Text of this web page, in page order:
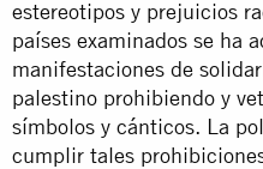
estereotipos y prejuicios
países examinados se ha
manifestaciones de
palestino prohibiendo y
símbolos y cánticos. La
cumplir tales